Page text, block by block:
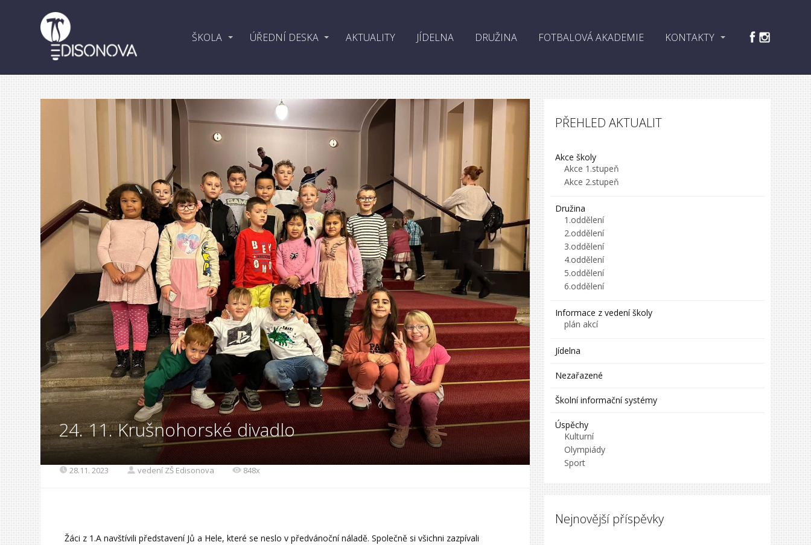
ŠKOLA ÚŘEDNÍ DESKA AKTUALITY JÍDELNA DRUŽINA FOTBALOVÁ AKADEMIE KONTAKTY
24. 11. Krušnohorské divadlo
28.11. 2023 vedení ZŠ Edisonova 848x
Žáci z 1.A navštívili představení Jů a Hele, které se neslo v předvánoční náladě. Společně si všichni zazpívali
PŘEHLED AKTUALIT
Akce školy
Akce 1.stupeň
Akce 2.stupeň
Družina
1.oddělení
2.oddělení
3.oddělení
4.oddělení
5.oddělení
6.oddělení
Informace z vedení školy
plán akcí
Jídelna
Nezařazené
Školní informační systémy
Úspěchy
Kulturní
Olympiády
Sport
Nejnovější příspěvky